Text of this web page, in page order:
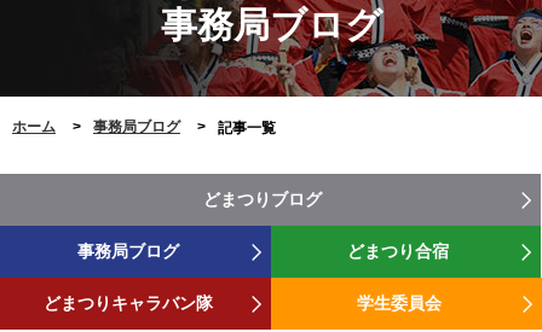
事務局ブログ
ホーム 事務局ブログ 記事一覧
どまつりブログ
事務局ブログ どまつり合宿
どまつりキャラバン隊 学生委員会